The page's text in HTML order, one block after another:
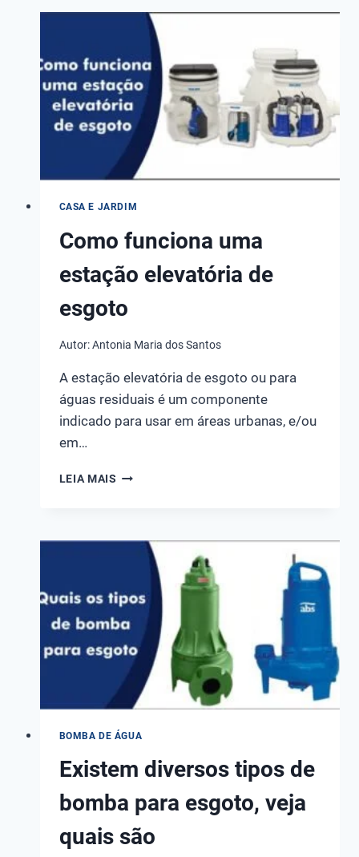
BANHEIRA
IMERSÃO
E
HIDROMASSAGEM?
CASA E JARDIM
Como funciona uma
estação elevatória de
esgoto
Autor: Antonia Maria dos Santos
A estação elevatória de esgoto ou para
águas residuais é um componente
indicado para usar em áreas urbanas, e/ou
em…
LEIA MAIS COMO
ELEVATÓRIA
ESGOTO
BOMBA DE ÁGUA
Existem diversos tipos de
bomba para esgoto, veja
quais são